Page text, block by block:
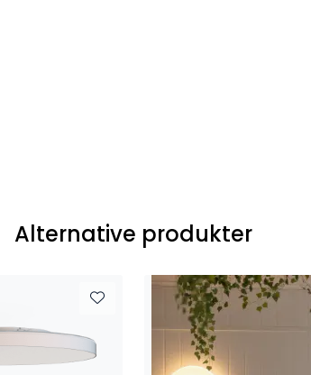
Alternative produkter